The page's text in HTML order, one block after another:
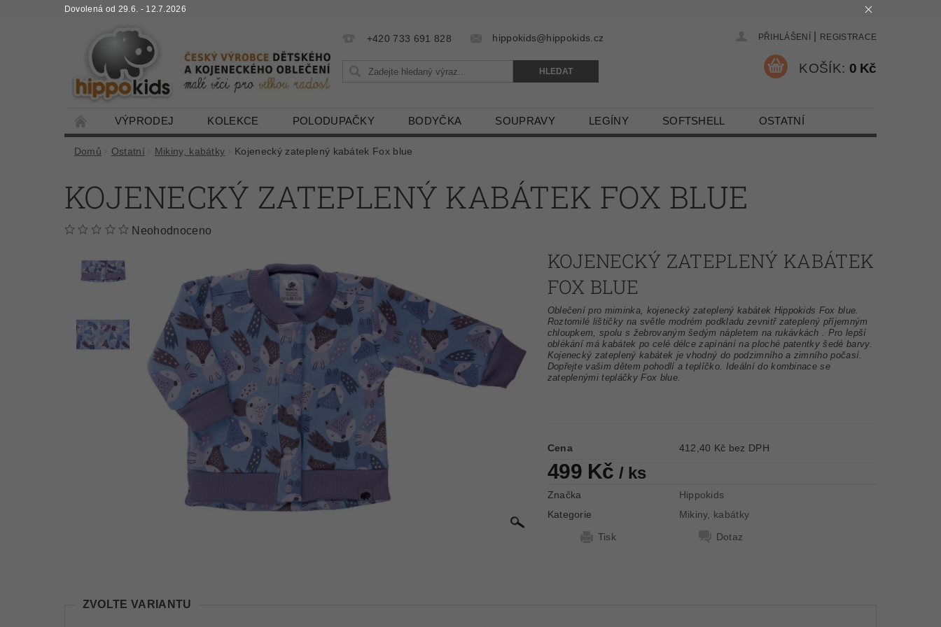
Dovolená od 29.6. - 12.7.2026
+420 733 691 828 hippokids@hippokids.cz PŘIHLÁŠENÍ REGISTRACE
KOŠÍK: 0 Kč
VÝPRODEJ KOLEKCE POLODUPAČKY BODYČKA SOUPRAVY LEGÍNY SOFTSHELL OSTATNÍ
Domů Ostatní Mikiny, kabátky Kojenecký zateplený kabátek Fox blue
KOJENECKÝ ZATEPLENÝ KABÁTEK FOX BLUE
Neohodnoceno
KOJENECKÝ ZATEPLENÝ KABÁTEK
FOX BLUE
Oblečení pro miminka, kojenecký zateplený kabátek Hippokids Fox blue.
Roztomilé lištičky na světle modrém podkladu zevnitř zateplený příjemným
chloupkem, spolu s žebrovaným šedým nápletem na rukávkách . Pro lepší
oblékání má kabátek po celé délce zapínání na ploché patentky šedé barvy.
Kojenecký zateplený kabátek je vhodný do podzimního a zimního počasí.
Dopřejte vašim dětem pohodlí a teplíčko. Ideální do kombinace se
zateplenými tepláčky Fox blue.
Cena 412,40 Kč bez DPH
499 Kč/ ks
Značka
Hippokids
Kategorie
Mikiny, kabátky
Tisk
Dotaz
ZVOLTE VARIANTU